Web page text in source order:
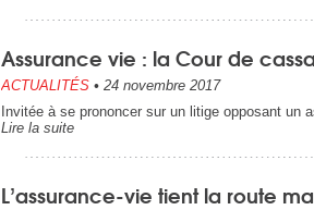
Assurance vie : la Cour de
ACTUALITÉS • 24 novembre 2017
Invitée à se prononcer sur un litige opposant
Lire la suite
L’assurance-vie tient la route